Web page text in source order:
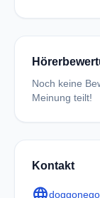
Noch keine
Meinung teilt!
Kontakt